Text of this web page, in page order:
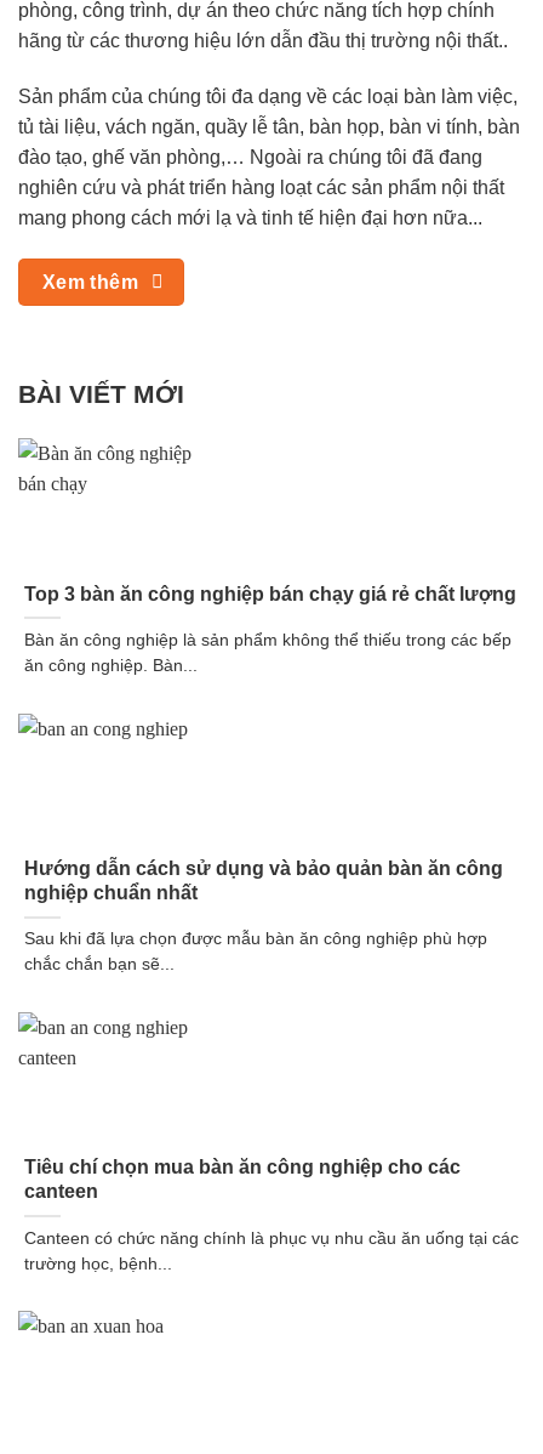
phòng, công trình, dự án theo chức năng tích hợp chính
hãng từ các thương hiệu lớn dẫn đầu thị trường nội thất..
Sản phẩm của chúng tôi đa dạng về các loại bàn làm việc,
tủ tài liệu, vách ngăn, quầy lễ tân, bàn họp, bàn vi tính, bàn
đào tạo, ghế văn phòng,… Ngoài ra chúng tôi đã đang
nghiên cứu và phát triển hàng loạt các sản phẩm nội thất
mang phong cách mới lạ và tinh tế hiện đại hơn nữa...
Xem thêm
BÀI VIẾT MỚI
Top 3 bàn ăn công nghiệp bán chạy giá rẻ chất lượng
Bàn ăn công nghiệp là sản phẩm không thể thiếu trong các bếp
ăn công nghiệp. Bàn...
Hướng dẫn cách sử dụng và bảo quản bàn ăn công
nghiệp chuẩn nhất
Sau khi đã lựa chọn được mẫu bàn ăn công nghiệp phù hợp
chắc chắn bạn sẽ...
Tiêu chí chọn mua bàn ăn công nghiệp cho các
canteen
Canteen có chức năng chính là phục vụ nhu cầu ăn uống tại các
trường học, bệnh...